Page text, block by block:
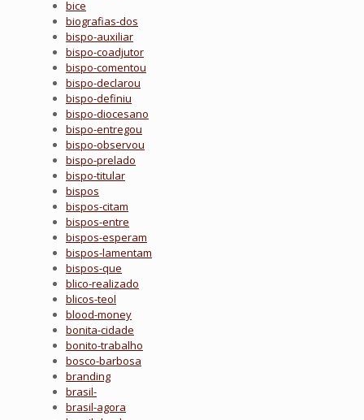
bice
biografias-dos
bispo-auxiliar
bispo-coadjutor
bispo-comentou
bispo-declarou
bispo-definiu
bispo-diocesano
bispo-entregou
bispo-observou
bispo-prelado
bispo-titular
bispos
bispos-citam
bispos-entre
bispos-esperam
bispos-lamentam
bispos-que
blico-realizado
blicos-teol
blood-money
bonita-cidade
bonito-trabalho
bosco-barbosa
branding
brasil-
brasil-agora